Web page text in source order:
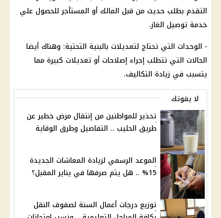
التقدم بطلب حديث من قبل المالك أو المستأجر للحصول علي
خدمة توصيل الغاز.
- الوحدات التي تحتاج لتعديلات بالبنية التحتية: وهناك أيضا
الحالات التي تتطلب إجراء إصلاحات أو تعديلات كبيرة مما
يتسبب في زيادة التكاليف.
لا يفوتك
تحذير للمواطنين من إنتقال مرض خطير عن
طريق الحليب .. التفاصيل وطرق الوقاية
الموعد الرسمي لزيادة المعاشات الجديدة
15% .. هل يتم صرفها في يناير المقبل؟
توزيع درجات أعمال السنة لصفوف النقل